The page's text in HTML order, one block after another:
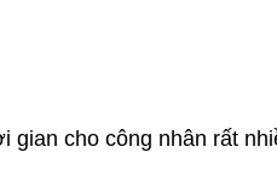
gian cho công nhân rất